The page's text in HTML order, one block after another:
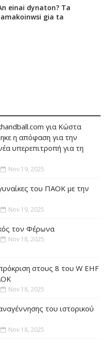
einai dynaton? Ta
gia ta
για Κώστα
η απόφαση για την
υπερεπιτροπή για τη
Nov 19, 2025
του ΠΑΟΚ με την
Nov 19, 2025
τον Φέρωνα
Nov 18, 2025
στους 8 του W EHF
Nov 18, 2025
του ιστορικού
Nov 18, 2025